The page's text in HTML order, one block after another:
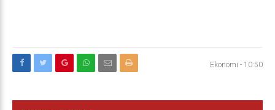
Ekonomi - 10:50